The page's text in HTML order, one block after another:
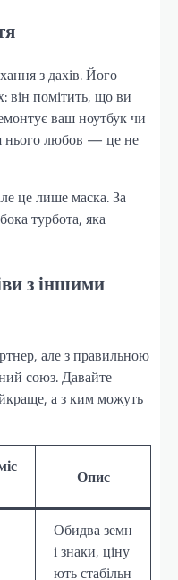
з дахів. Його
він помітить, що ви
ваш ноутбук чи
нього любов — це не
це лише маска. За
турбота, яка
з іншими
але з правильною
союз. Давайте
а з ким можуть
Опис
Обидва земн
і знаки, ціну
ють стабільн